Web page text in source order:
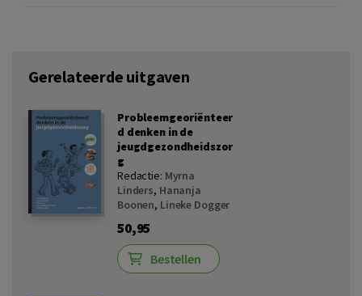
Gerelateerde uitgaven
Probleemgeoriënteer
d denken in de
jeugdgezondheidszor
g
Redactie: Myrna
Linders, Hananja
Boonen, Lineke Dogger
50,95
Bestellen